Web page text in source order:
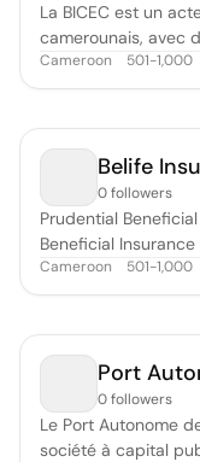
La BICEC est un
camerounais, avec
Filiale du Groupe
avec une prise de
Cameroon 501-1,000
Belife
0 followers
Prudential
Beneficial
l’une des sociétés
les plus fiables au
Cameroon 501-1,000
Port
0 followers
Le Port Autonome
société à capital